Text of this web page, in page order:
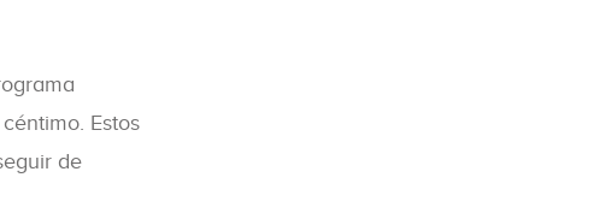
Estos
de